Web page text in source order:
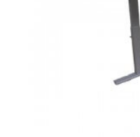
Tous nos conseils
Dictionnaire de
Guide de sélection